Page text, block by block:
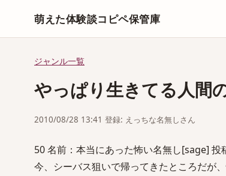
萌えた体験談コピペ保管庫
ジャンル一覧
やっぱり生きてる人間
2010/08/28 13:41 登録: えっちな名無しさん
50 名前：本当にあった怖い名無し[sage]
今、シーバス狙いで帰ってきたところだが